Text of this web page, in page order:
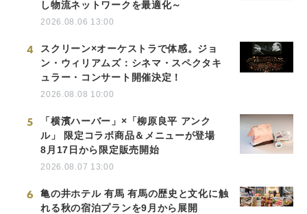
し物流ネットワークを最適化～
2026.08.06 13:00
4
スクリーン×オーケストラで体感。ジョ
ン・ウィリアムズ：シネマ・スペクタキ
ュラー・コンサート開催決定！
2026.08.08 10:00
5
「横濱ハーバー」×「柳原良平 アンク
ル」 限定コラボ商品＆メニューが登場
8月17日から限定販売開始
2026.08.07 13:00
6
亀の井ホテル 有馬 有馬の歴史と文化に触
れる秋の宿泊プランを9月から展開